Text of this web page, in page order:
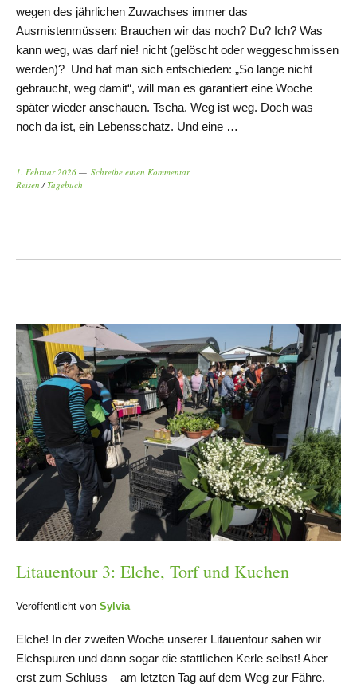
wegen des jährlichen Zuwachses immer das
Ausmistenmüssen: Brauchen wir das noch? Du? Ich? Was
kann weg, was darf nie! nicht (gelöscht oder weggeschmissen
werden)? Und hat man sich entschieden: „So lange nicht
gebraucht, weg damit“, will man es garantiert eine Woche
später wieder anschauen. Tscha. Weg ist weg. Doch was
noch da ist, ein Lebensschatz. Und eine …
1. Februar 2026
Schreibe einen Kommentar
Reisen /Tagebuch
Litauentour 3: Elche, Torf und Kuchen
Veröffentlicht von Sylvia
Elche! In der zweiten Woche unserer Litauentour sahen wir
Elchspuren und dann sogar die stattlichen Kerle selbst! Aber
erst zum Schluss – am letzten Tag auf dem Weg zur Fähre.